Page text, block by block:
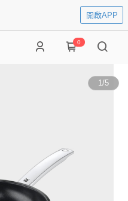
開啟APP
0
1/5